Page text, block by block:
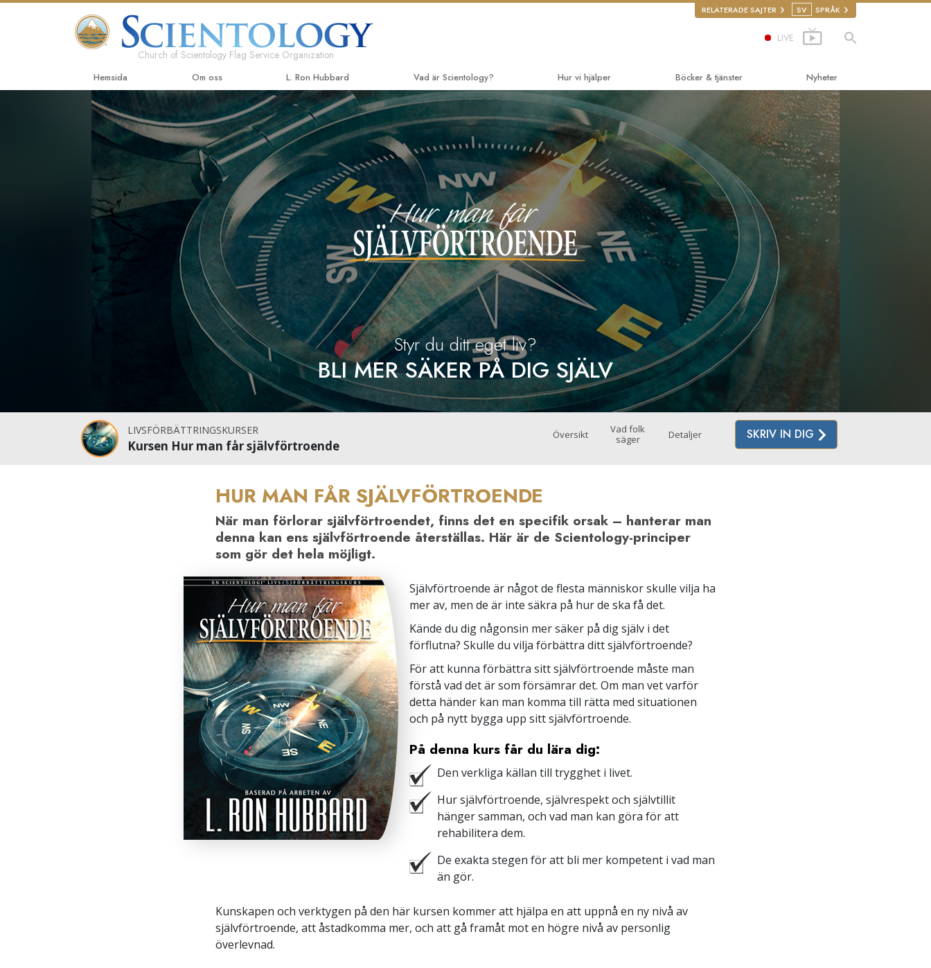
RELATERADE SAJTER SV SPRÅK
Church of Scientology Flag Service Organization
LIVE
Hemsida Om oss L. Ron Hubbard Vad är Scientology?
Trossatser och religiösa bruk
Scientologys trossatser & kodexar
Vad scientologer säger om
Scientology
Träffa en scientolog
Inne i en Kyrka
Scientologys grundprinciper
En introduktion till Dianetics
Kärlek och hat –
Vad är storhet?
Hur vi hjälper
Vägen till lycka
Applied Scholastics
Criminon
Narconon
Sanningen om droger
Enade för mänskliga rättigheter
Kommittén för mänskliga rättigheter
Scientologys frivilligpastorer
Böcker & tjänster
De inledande böckerna
Ljudböcker
Introduktions-
föreläsningar
Introduktionsfilmer
Inledande tjänster
Nyheter
Styr du ditt eget liv?
BLI MER SÄKER PÅ DIG SJÄLV
LIVSFÖRBÄTTRINGSKURSER
Kursen Hur man får självförtroende
Översikt
Vad folk
säger
Detaljer SKRIV IN DIG
HUR MAN FÅR SJÄLVFÖRTROENDE
När man förlorar självförtroendet, finns det en specifik orsak – hanterar man
denna kan ens självförtroende återställas. Här är de Scientology-principer
som gör det hela möjligt.
Självförtroende är något de flesta människor skulle vilja ha
mer av, men de är inte säkra på hur de ska få det.
Kände du dig någonsin mer säker på dig själv i det
förflutna? Skulle du vilja förbättra ditt självförtroende?
För att kunna förbättra sitt självförtroende måste man
förstå vad det är som försämrar det. Om man vet varför
detta händer kan man komma till rätta med situationen
och på nytt bygga upp sitt självförtroende.
På denna kurs får du lära dig:
Den verkliga källan till trygghet i livet.
Hur självförtroende, självrespekt och självtillit
hänger samman, och vad man kan göra för att
rehabilitera dem.
De exakta stegen för att bli mer kompetent i vad man
än gör.
Kunskapen och verktygen på den här kursen kommer att hjälpa en att uppnå en ny nivå av
självförtroende, att åstadkomma mer, och att gå framåt mot en högre nivå av personlig
överlevnad.